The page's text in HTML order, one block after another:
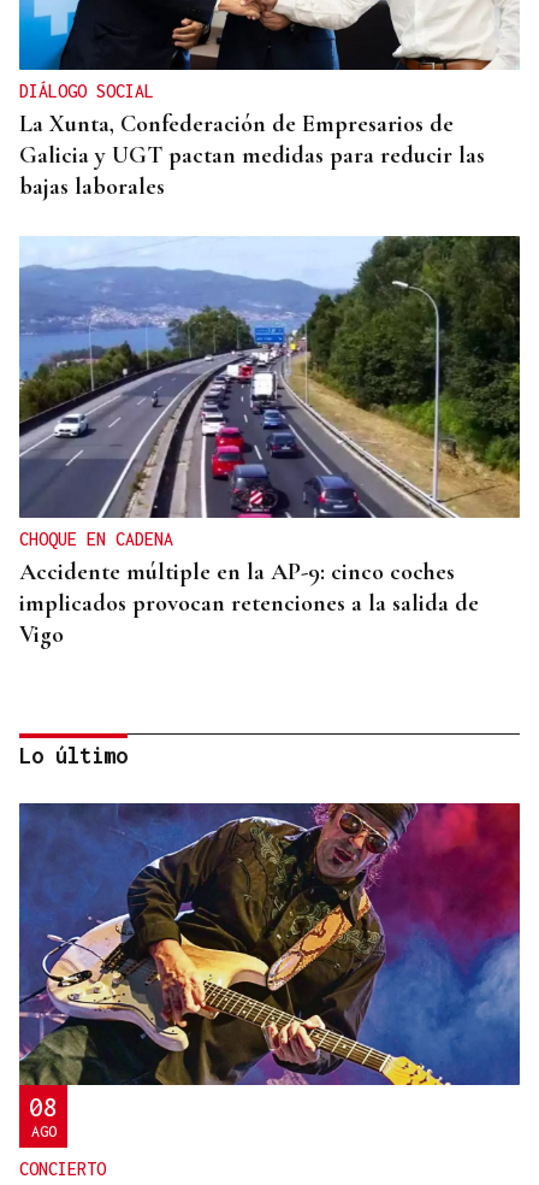
DIÁLOGO SOCIAL
La Xunta, Confederación de Empresarios de
Galicia y UGT pactan medidas para reducir las
bajas laborales
CHOQUE EN CADENA
Accidente múltiple en la AP-9: cinco coches
implicados provocan retenciones a la salida de
Vigo
INCUMPLIMIENTO LEGAL
Turismo veta la “Ruta del Narcotráfico” de
Laureano Oubiña por no cumplir con la Ley de
Turismo de Galicia
Lo último
08
AGO
CONCIERTO